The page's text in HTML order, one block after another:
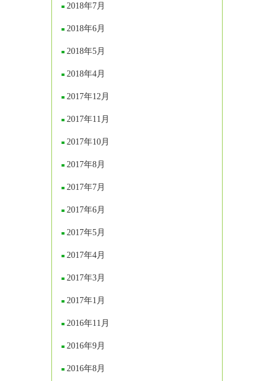
2018年7月
2018年6月
2018年5月
2018年4月
2017年12月
2017年11月
2017年10月
2017年8月
2017年7月
2017年6月
2017年5月
2017年4月
2017年3月
2017年1月
2016年11月
2016年9月
2016年8月